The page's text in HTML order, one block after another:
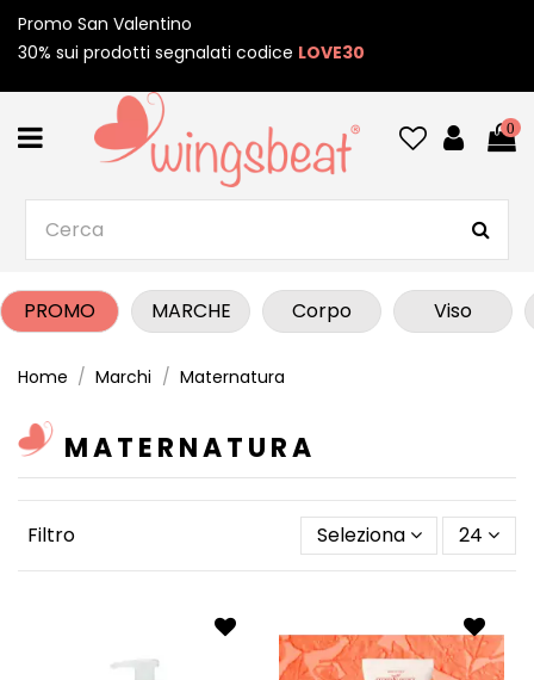
Promo San Valentino
30% sui prodotti segnalati codice LOVE30
0
PROMO MARCHE Corpo Viso
Home Marchi Maternatura
MATERNATURA
Filtro Seleziona 24